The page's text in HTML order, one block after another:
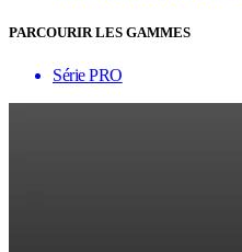
PARCOURIR LES GAMMES
Série PRO